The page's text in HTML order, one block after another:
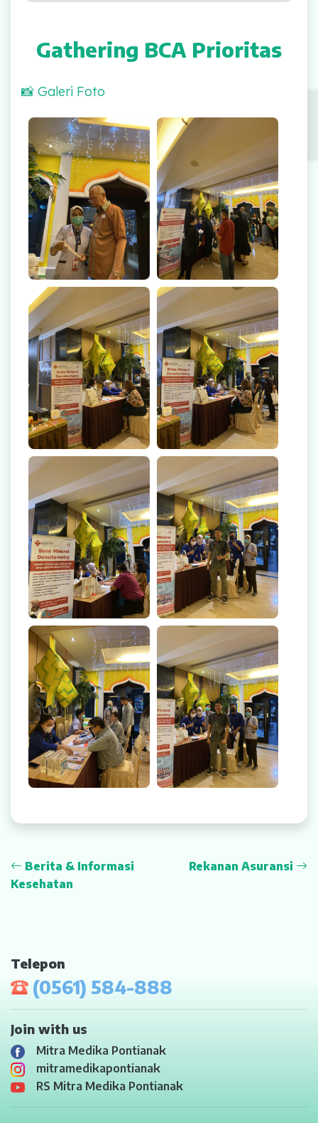
Rehabilitasi Medik
Pelayanan 24 Jam
Laboratorium
Radiologi
Farmasi
Ambulans
Artikel
Promo
Video Edukasi Kesehatan
Majalah
Berita & Informasi Kesehatan
Kegiatan
Menu Lain-lain
Rekanan Asuransi
Karir
Gathering BCA Prioritas
📸 Galeri Foto
Berita & Informasi
Kesehatan
Rekanan Asuransi
Telepon
(0561) 584-888
Join with us
Mitra Medika Pontianak
mitramedikapontianak
RS Mitra Medika Pontianak